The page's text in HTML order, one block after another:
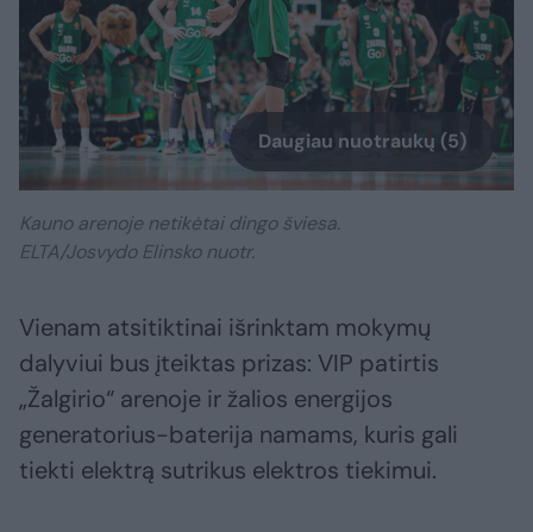
Daugiau nuotraukų (5)
Kauno arenoje netikėtai dingo šviesa.
ELTA/Josvydo Elinsko nuotr.
Vienam atsitiktinai išrinktam mokymų
dalyviui bus įteiktas prizas: VIP patirtis
„Žalgirio“ arenoje ir žalios energijos
generatorius-baterija namams, kuris gali
tiekti elektrą sutrikus elektros tiekimui.